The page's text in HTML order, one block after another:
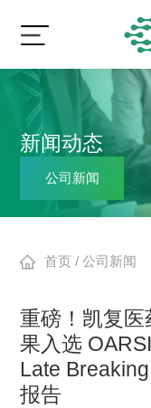
新闻动态
公司新闻
首页 / 公司新闻
重磅！凯复
果入选
Late
报告